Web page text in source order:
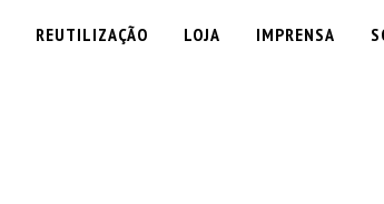
REUTILIZAÇÃO LOJA IMPRENSA